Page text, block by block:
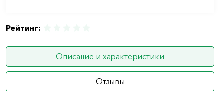
Рейтинг:
Описание и характеристики
Отзывы